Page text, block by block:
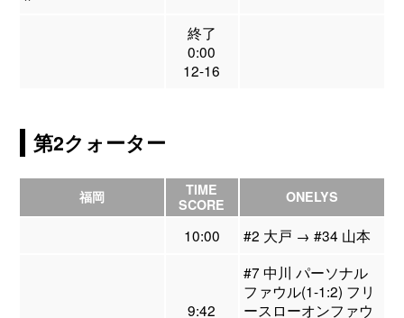
終了
0:00
12-16
第2クォーター
福岡
TIME
SCORE
ONELYS
10:00 #2 大戸 → #34 山本
9:42
#7 中川 パーソナル
ファウル(1-1:2) フリ
ースローオンファウ